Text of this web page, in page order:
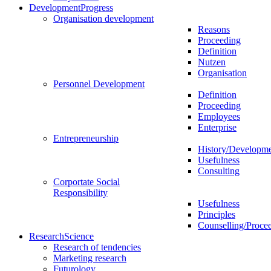
DevelopmentProgress
Organisation development
Reasons
Proceeding
Definition
Nutzen
Organisation
Personnel Development
Definition
Proceeding
Employees
Enterprise
Entrepreneurship
History/
Usefulness
Consulting
Corportate Social
Responsibility
Usefulness
Principles
Counselling/
ResearchScience
Research of tendencies
Marketing research
Futurology